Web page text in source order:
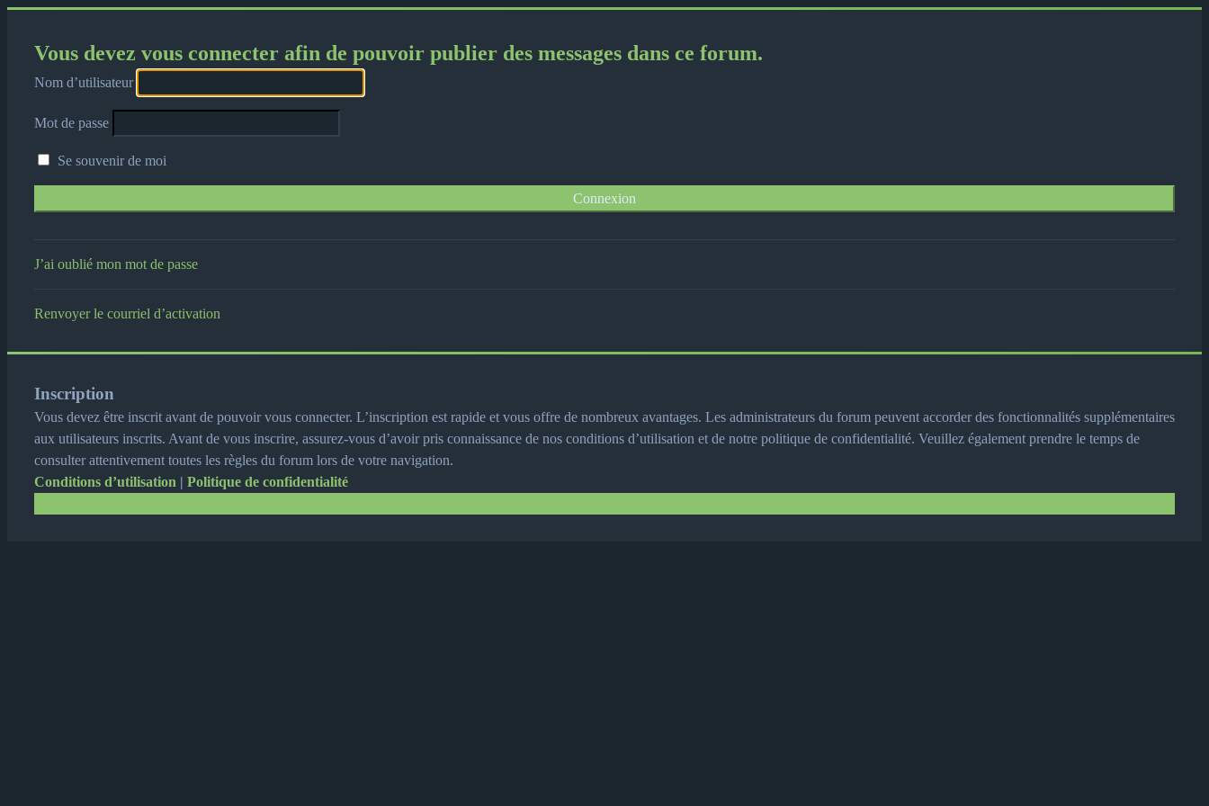
Vous devez vous connecter afin de pouvoir publier des messages dans ce forum.
Nom d’utilisateur
Mot de passe
Se souvenir de moi
J’ai oublié mon mot de passe
Renvoyer le courriel d’activation
Inscription
Vous devez être inscrit avant de pouvoir vous connecter. L’inscription est rapide et vous offre de nombreux avantages. Les administrateurs du forum peuvent accorder des fonctionnalités supplémentaires
aux utilisateurs inscrits. Avant de vous inscrire, assurez-vous d’avoir pris connaissance de nos conditions d’utilisation et de notre politique de confidentialité. Veuillez également prendre le temps de
consulter attentivement toutes les règles du forum lors de votre navigation.
Conditions d’utilisation | Politique de confidentialité